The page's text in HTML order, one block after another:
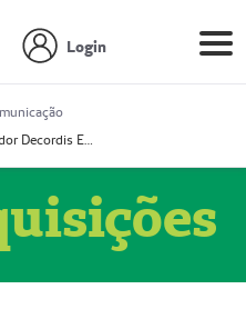
Login
Prestador Decordis Exames Cardiológicos LTDA (51004346-0)